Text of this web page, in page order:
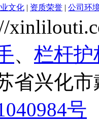
文化 | 资质荣誉 | 公司环
、 栏杆护
省兴化
号